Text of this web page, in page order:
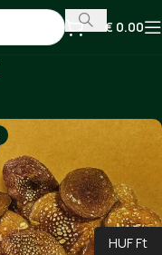
€ 0.00
HUF Ft